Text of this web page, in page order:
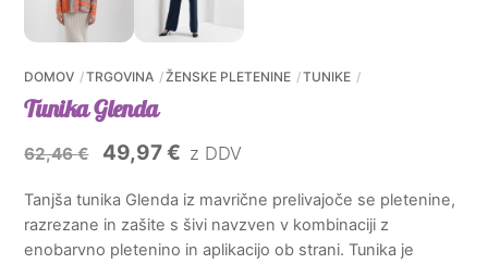
DOMOV TRGOVINA ŽENSKE PLETENINE TUNIKE
Tunika Glenda
62,46€
Izvirna
je
bila:
49,97€Trenutna
je:
49,97 €.
z DDV
Tanjša tunika Glenda iz mavrične prelivajoče se pletenine,
razrezane in zašite s šivi navzven v kombinaciji z
enobarvno pletenino in aplikacijo ob strani. Tunika je